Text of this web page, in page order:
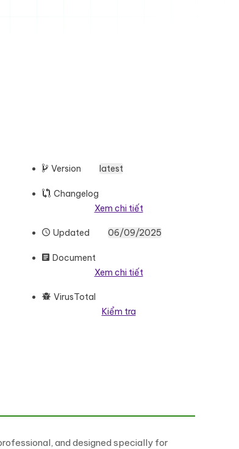
Version latest
Changelog
Xem chi tiết
Updated 06/09/2025
Document
Xem chi tiết
VirusTotal
Kiểm tra
and designed specially for